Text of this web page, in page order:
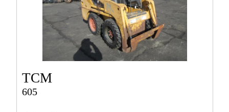
TCM
605